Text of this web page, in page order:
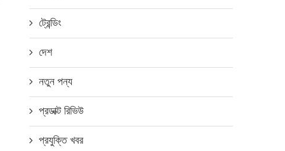
ট্রেন্ডিং
দেশ
নতুন পন্য
প্রডাক্ট রিভিউ
প্রযুক্তি খবর